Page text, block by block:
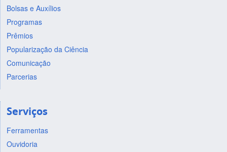
Bolsas e Auxílios
Programas
Prêmios
Popularização da Ciência
Comunicação
Parcerias
Serviços
Ferramentas
Ouvidoria